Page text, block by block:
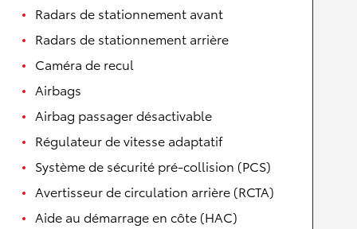
Radars de stationnement avant
Radars de stationnement arrière
Caméra de recul
Airbags
Airbag passager désactivable
Régulateur de vitesse adaptatif
Système de sécurité pré-collision (PCS)
Avertisseur de circulation arrière (RCTA)
Aide au démarrage en côte (HAC)